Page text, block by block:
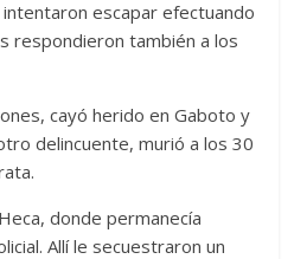
escapar efectuando
respondieron también a los
cayó herido en Gaboto y
delincuente, murió a los 30
donde permanecía
Allí le secuestraron un